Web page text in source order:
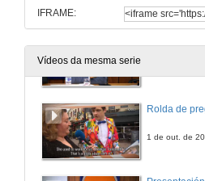
IFRAME:
Vídeos da mesma serie
1 de out. de